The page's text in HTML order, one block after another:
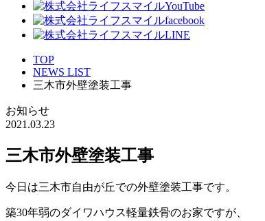
TOP
NEWS LIST
三木市外壁塗装工事
お知らせ
2021.03.23
三木市外壁塗装工事
今日は三木市自由が丘での外壁塗装工事です。
築30年弱のダイワハウス軽量鉄骨のお家ですが、